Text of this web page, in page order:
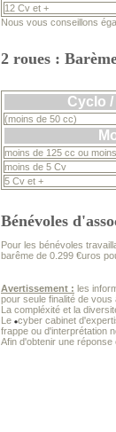
12 Cv et +
Nous vous conseillons
2 roues :
Cyclo
(moins de 50 cc)
moins de 125 cc ou
moins de 5 Cv
5 Cv et +
Bénévoles
Pour les bénévoles
barême de 0.299 €uros
Avertissement : les
pour seule finalité de
La compléxité et la
Le cyber cabinet
frappe ou d'interprétation
Afin d'obtenir une